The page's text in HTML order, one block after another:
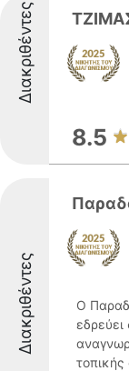
Διακριθέντες
8.5
Διακριθέντες
Ο
εδρεύει
τοπικής